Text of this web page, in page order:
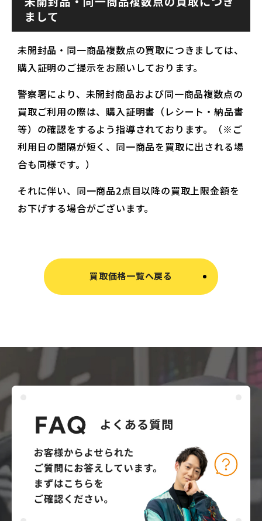
まして
未開封品・同一商品複数点の買取につきましては、
購入証明のご提示をお願いしております。
警察署により、未開封商品および同一商品複数点の
買取ご利用の際は、購入証明書（レシート・納品書
等）の確認をするよう指導されております。（※ご
利用日の間隔が短く、同一商品を買取に出される場
合も同様です。）
それに伴い、同一商品2点目以降の買取上限金額を
お下げする場合がございます。
買取価格一覧へ戻る